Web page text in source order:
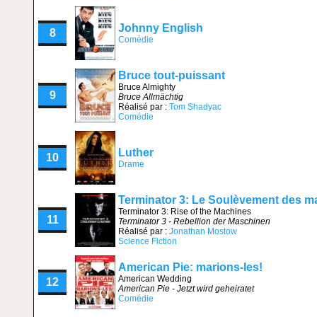
8 Johnny English
Comédie
9
Bruce tout-puissant
Bruce Almighty
Bruce Allmächtig
Réalisé par : Tom Shadyac
Comédie
10 Luther
Drame
11
Terminator 3: Le Soulèvement des
Terminator 3: Rise of the Machines
Terminator 3 - Rebellion der Maschinen
Réalisé par : Jonathan Mostow
Science Fiction
12
American Pie: marions-les!
American Wedding
American Pie - Jetzt wird geheiratet
Comédie